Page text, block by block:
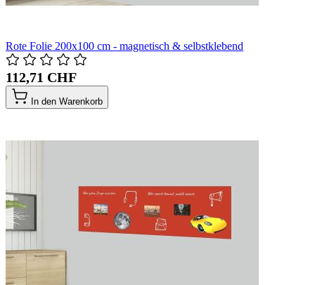
Rote Folie 200x100 cm - magnetisch & selbstklebend
112,71 CHF
In den Warenkorb